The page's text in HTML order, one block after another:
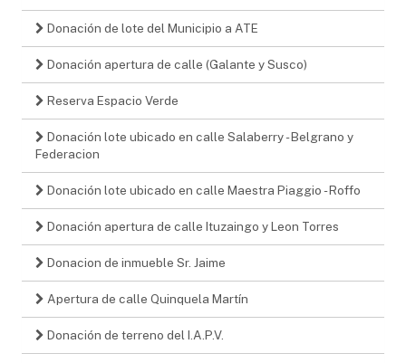
Donación de lote del Municipio a ATE
Donación apertura de calle (Galante y Susco)
Reserva Espacio Verde
Donación lote ubicado en calle Salaberry - Belgrano y
Federacion
Donación lote ubicado en calle Maestra Piaggio - Roffo
Donación apertura de calle Ituzaingo y Leon Torres
Donacion de inmueble Sr. Jaime
Apertura de calle Quinquela Martín
Donación de terreno del I.A.P.V.